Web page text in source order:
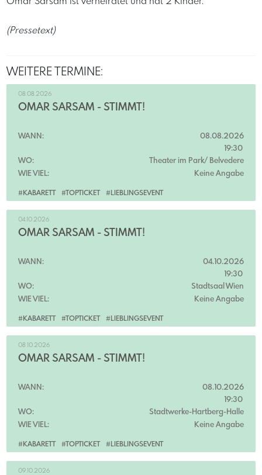
(Pressetext)
WEITERE TERMINE:
#KABARETT #TOPTICKET #LIEBLINGSEVENT
08.08.2026
OMAR SARSAM - STIMMT!
WANN:
08.08.2026
19:30
WO:
Theater im Park/ Belvedere
WIE VIEL:
Keine Angabe
#KABARETT #TOPTICKET #LIEBLINGSEVENT
04.10.2026
OMAR SARSAM - STIMMT!
WANN:
04.10.2026
19:30
WO:
Stadtsaal Wien
WIE VIEL:
Keine Angabe
#KABARETT #TOPTICKET #LIEBLINGSEVENT
08.10.2026
OMAR SARSAM - STIMMT!
WANN:
08.10.2026
19:30
WO:
Stadtwerke-Hartberg-Halle
WIE VIEL:
Keine Angabe
09.10.2026